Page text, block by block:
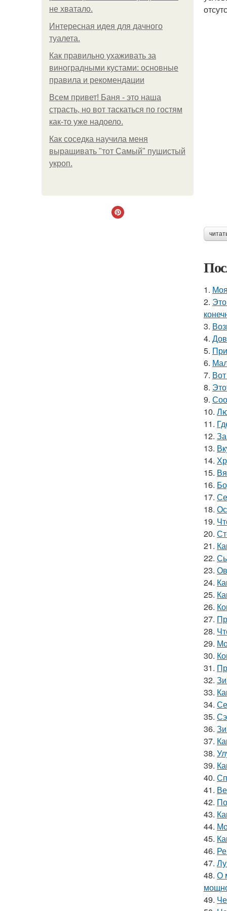
не хватало.
Интересная идея для дачного
туалета.
Как правильно ухаживать за
виноградными кустами: основные
правила и рекомендации
Всем привет! Баня - это наша
страсть, но вот таскаться по гостям
как-то уже надоело.
Как соседка научила меня
выращивать "тот Самый" пушистый
укроп.
1.
2.
3.
4.
5.
6.
7.
8.
9.
10.
11.
12.
13.
14.
15.
16.
17.
18.
19.
20.
21.
22.
23.
24.
25.
26.
27.
28.
29.
30.
31.
32.
33.
34.
35.
36.
37.
38.
39.
40.
41.
42.
43.
44.
45.
46.
47.
48. О
49.